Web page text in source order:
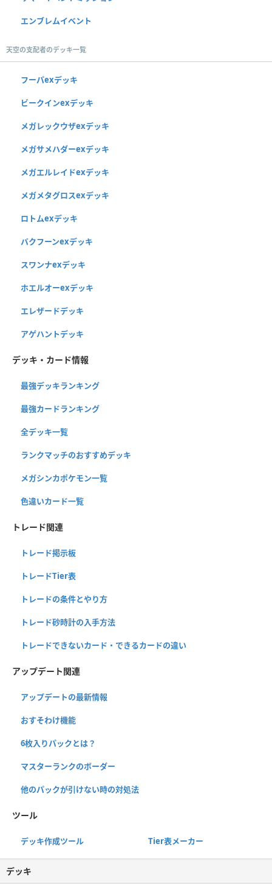
エンブレムイベント
天空の支配者のデッキ一覧
フーパexデッキ
ビークインexデッキ
メガレックウザexデッキ
メガサメハダーexデッキ
メガエルレイドexデッキ
メガメタグロスexデッキ
ロトムexデッキ
バクフーンexデッキ
スワンナexデッキ
ホエルオーexデッキ
エレザードデッキ
アゲハントデッキ
デッキ・カード情報
最強デッキランキング
最強カードランキング
全デッキ一覧
ランクマッチのおすすめデッキ
メガシンカポケモン一覧
色違いカード一覧
トレード関連
トレード掲示板
トレードTier表
トレードの条件とやり方
トレード砂時計の入手方法
トレードできないカード・できるカードの違い
アップデート関連
アップデートの最新情報
おすそわけ機能
6枚入りパックとは？
マスターランクのボーダー
他のパックが引けない時の対処法
ツール
デッキ作成ツール Tier表メーカー
デッキ